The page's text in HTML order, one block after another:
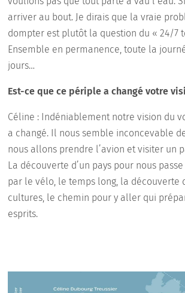
arriver au bout. Je dirais que la vraie
dompter est plutôt la question du « 24/7
Ensemble en permanence, toute la
jours…
Est-ce que ce périple a changé votre
Céline : Indéniablement notre vision du
a changé. Il nous semble inconcevable
nous allons prendre l’avion et visiter un
La découverte d’un pays pour nous
par le vélo, le temps long, la découverte
cultures, le chemin pour y aller qui
esprits.